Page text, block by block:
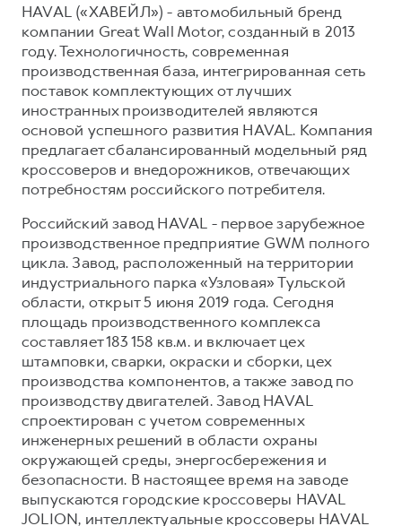
HAVAL («ХАВЕЙЛ») - автомобильный бренд
компании Great Wall Motor, созданный в 2013
году. Технологичность, современная
производственная база, интегрированная сеть
поставок комплектующих от лучших
иностранных производителей являются
основой успешного развития HAVAL. Компания
предлагает сбалансированный модельный ряд
кроссоверов и внедорожников, отвечающих
потребностям российского потребителя.
Российский завод HAVAL - первое зарубежное
производственное предприятие GWM полного
цикла. Завод, расположенный на территории
индустриального парка «Узловая» Тульской
области, открыт 5 июня 2019 года. Сегодня
площадь производственного комплекса
составляет 183 158 кв.м. и включает цех
штамповки, сварки, окраски и сборки, цех
производства компонентов, а также завод по
производству двигателей. Завод HAVAL
спроектирован с учетом современных
инженерных решений в области охраны
окружающей среды, энергосбережения и
безопасности. В настоящее время на заводе
выпускаются городские кроссоверы HAVAL
JOLION, интеллектуальные кроссоверы HAVAL